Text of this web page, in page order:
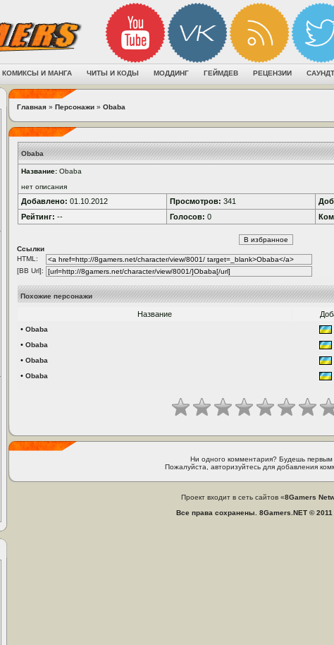
КОМИКСЫ И МАНГА ЧИТЫ И КОДЫ МОДДИНГ ГЕЙМДЕВ РЕЦЕНЗИИ
Главная » Персонажи » Obaba
Obaba
Название: Obaba
нет описания
Добавлено: 01.10.2012 Просмотров: 341
Рейтинг: -- Голосов: 0
Ссылки
HTML:
[BB Url]:
Похожие персонажи
Название
• Obaba
• Obaba
• Obaba
• Obaba
Ни одного комментария? Будешь первым
Пожалуйста, авторизуйтесь для добавления
Проект входит в сеть сайтов «8Gamers
Все права сохранены. 8Gamers.NET © 2011